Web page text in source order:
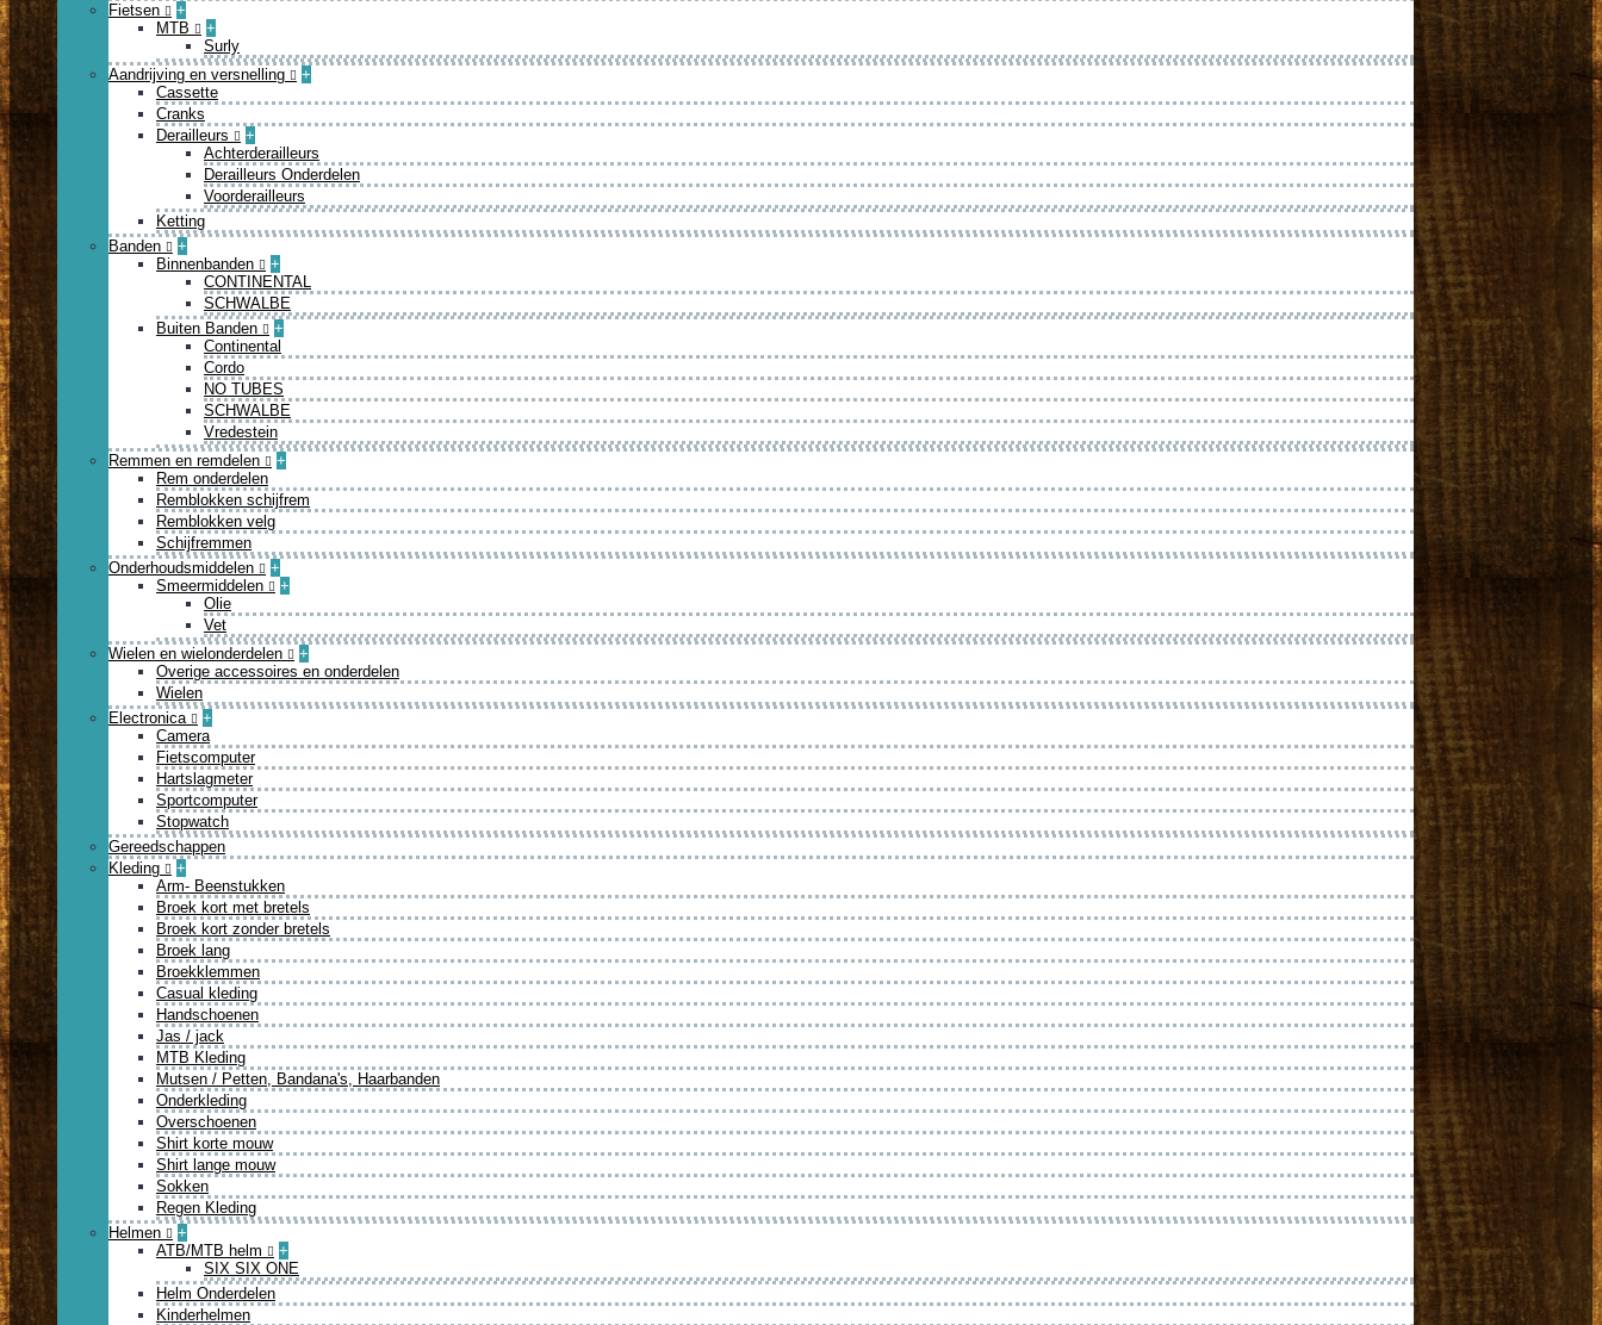
Fietsen
+
MTB
+
Surly
Aandrijving en versnelling
+
Cassette
Cranks
Derailleurs
+
Achterderailleurs
Derailleurs Onderdelen
Voorderailleurs
Ketting
Banden
+
Binnenbanden
+
CONTINENTAL
SCHWALBE
Buiten Banden
+
Continental
Cordo
NO TUBES
SCHWALBE
Vredestein
Remmen en remdelen
+
Rem onderdelen
Remblokken schijfrem
Remblokken velg
Schijfremmen
Onderhoudsmiddelen
+
Smeermiddelen
+
Olie
Vet
Wielen en wielonderdelen
+
Overige accessoires en onderdelen
Wielen
Electronica
+
Camera
Fietscomputer
Hartslagmeter
Sportcomputer
Stopwatch
Gereedschappen
Kleding
+
Arm- Beenstukken
Broek kort met bretels
Broek kort zonder bretels
Broek lang
Broekklemmen
Casual kleding
Handschoenen
Jas / jack
MTB Kleding
Mutsen / Petten, Bandana's, Haarbanden
Onderkleding
Overschoenen
Shirt korte mouw
Shirt lange mouw
Sokken
Regen Kleding
Helmen
+
ATB/MTB helm
+
SIX SIX ONE
Helm Onderdelen
Kinderhelmen